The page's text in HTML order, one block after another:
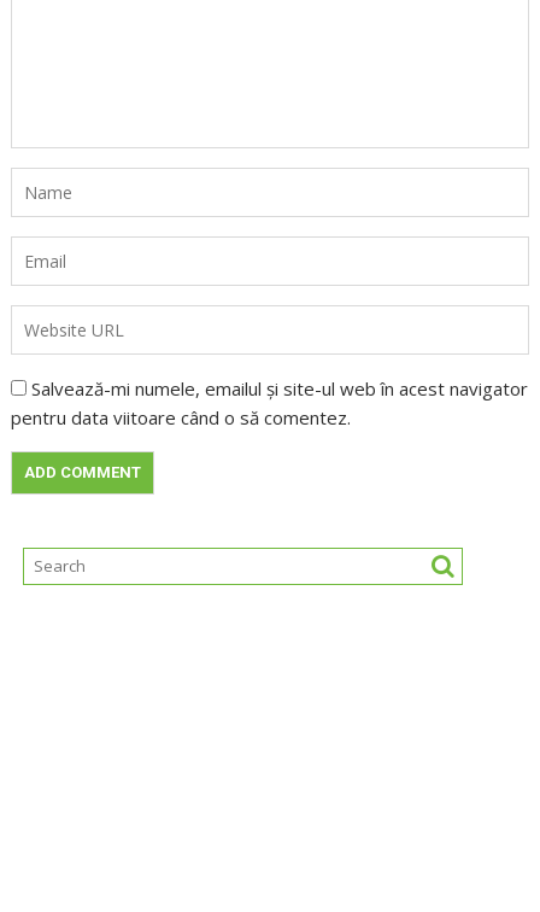
Salvează-mi numele, emailul și site-ul web în acest navigator
pentru data viitoare când o să comentez.